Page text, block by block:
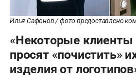
Илья Сафонов / фото предоставлено
«Некоторые клиенты
просят «почистить»
изделия от